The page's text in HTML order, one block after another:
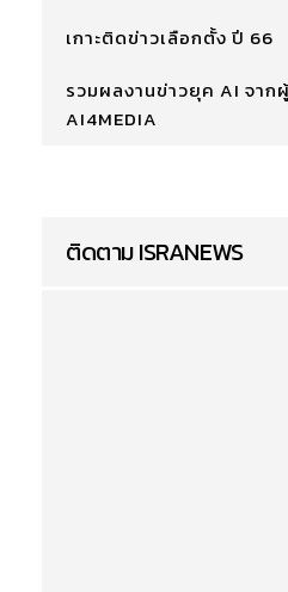
เกาะติดข่าวเลือกตั้ง ปี 66
รวมผลงานข่าวยุค AI จาก
AI4MEDIA
ติดตาม ISRANEWS